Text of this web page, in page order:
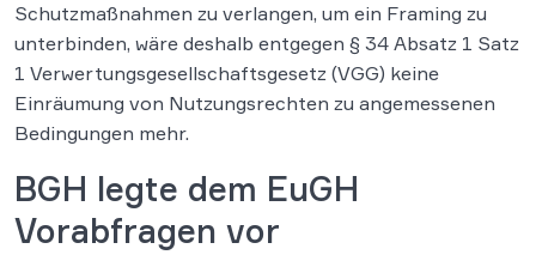
Schutzmaßnahmen zu verlangen, um ein Framing zu
unterbinden, wäre deshalb entgegen § 34 Absatz 1 Satz
1 Verwertungsgesellschaftsgesetz (VGG) keine
Einräumung von Nutzungsrechten zu angemessenen
Bedingungen mehr.
BGH legte dem EuGH
Vorabfragen vor